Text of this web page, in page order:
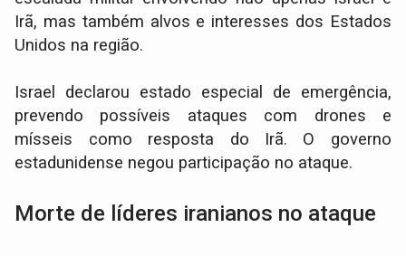
Irã, mas também alvos e interesses dos Estados
Unidos na região.
Israel declarou estado especial de emergência,
prevendo possíveis ataques com drones e
mísseis como resposta do Irã. O governo
estadunidense negou participação no ataque.
Morte de líderes iranianos no ataque